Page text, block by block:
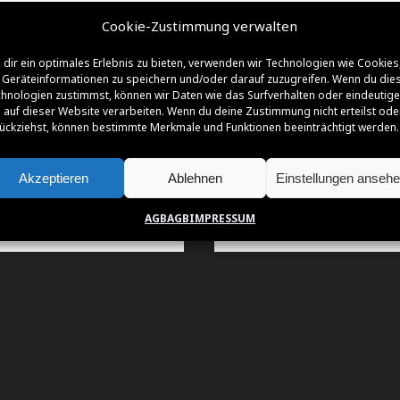
Cookie-Zustimmung verwalten
dir ein optimales Erlebnis zu bieten, verwenden wir Technologien wie
zu speichern und/oder darauf zuzugreifen. Wenn du
zustimmst, können wir Daten wie das Surfverhalten oder eindeutige
auf dieser Website verarbeiten. Wenn du deine Zustimmung nicht erteilst
können bestimmte Merkmale und Funktionen beeinträchtigt werden.
Akzeptieren Ablehnen Einstellungen
AGBAGBIMPRESSUM
| FÖRDERER | PARTNER |